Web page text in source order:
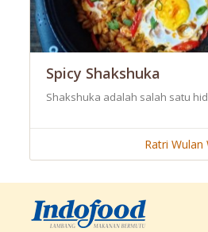
Spicy Shakshuka
Shakshuka adalah salah satu
Ratri Wulan